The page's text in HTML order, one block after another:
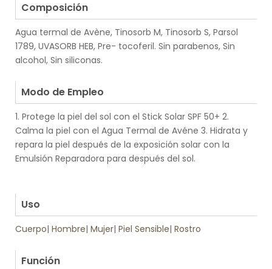
Composición
Agua termal de Avène, Tinosorb M, Tinosorb S, Parsol
1789, UVASORB HEB, Pre- tocoferil. Sin parabenos, Sin
alcohol, Sin siliconas.
Modo de Empleo
1. Protege la piel del sol con el Stick Solar SPF 50+ 2.
Calma la piel con el Agua Termal de Avéne 3. Hidrata y
repara la piel después de la exposición solar con la
Emulsión Reparadora para después del sol.
Uso
Cuerpo| Hombre| Mujer| Piel Sensible| Rostro
Función